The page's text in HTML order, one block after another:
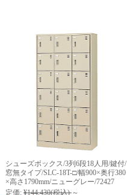
シューズボックス/3列6段18人用/鍵付/
窓無タイプ/SLC-18T-□/幅900×奥行380
×高さ1790mm/ニューグレー/72427
定価: ¥144,430(税込) ～